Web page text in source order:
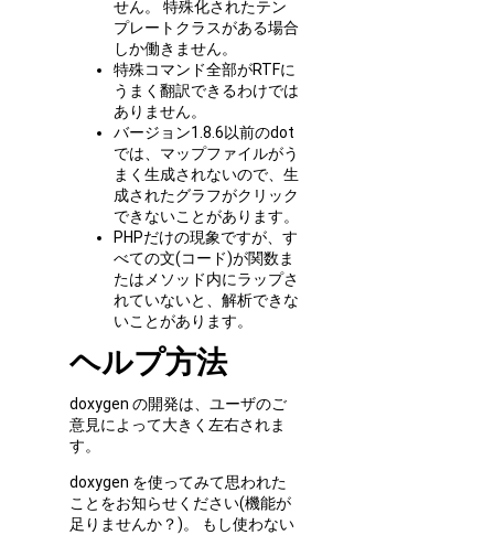
せん。 特殊化されたテン
プレートクラスがある場合
しか働きません。
特殊コマンド全部がRTFに
うまく翻訳できるわけでは
ありません。
バージョン1.8.6以前のdot
では、マップファイルがう
まく生成されないので、生
成されたグラフがクリック
できないことがあります。
PHPだけの現象ですが、す
べての文(コード)が関数ま
たはメソッド内にラップさ
れていないと、解析できな
いことがあります。
ヘルプ方法
doxygen の開発は、ユーザのご
意見によって大きく左右されま
す。
doxygen を使ってみて思われた
ことをお知らせください(機能が
足りませんか？)。 もし使わない